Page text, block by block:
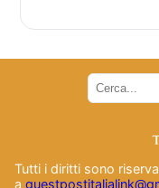
Tutti i diritti sono
a